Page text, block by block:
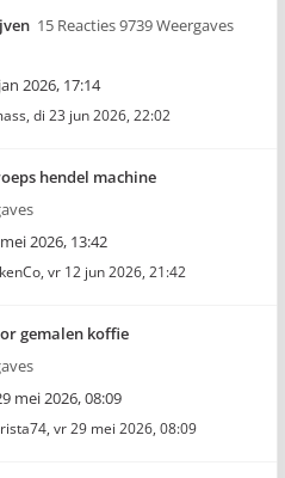
15 Reacties 9739 Weergaves
2026, 17:14
, di 23 jun 2026, 22:02
hendel machine
2026, 13:42
, vr 12 jun 2026, 21:42
gemalen koffie
mei 2026, 08:09
, vr 29 mei 2026, 08:09